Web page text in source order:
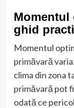
Momentul
ghid
Momentul
primăvară
clima din zona
primăvară pot
odată ce